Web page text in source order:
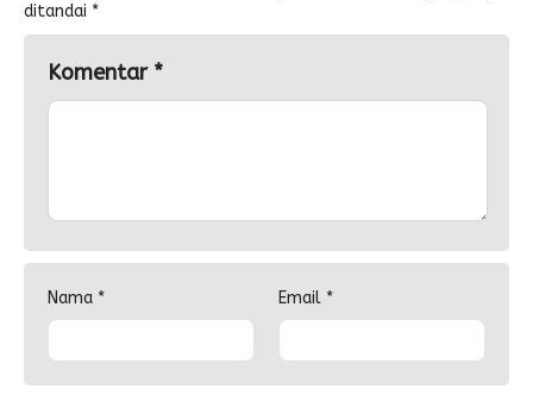
ditandai *
Komentar *
Nama * Email *